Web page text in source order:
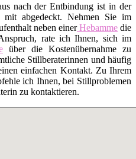
nach der Entbindung ist in der
mit abgedeckt. Nehmen Sie im
neben einerHebamme die
rate ich Ihnen, sich im
über die Kostenübernahme zu
Stillberaterinnen und häufig
einfachen Kontakt. Zu Ihrem
ich Ihnen, bei Stillproblemen
zu kontaktieren.